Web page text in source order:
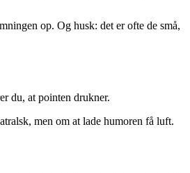
op. Og husk: det er ofte de små,
du, at pointen drukner.
men om at lade humoren få luft.